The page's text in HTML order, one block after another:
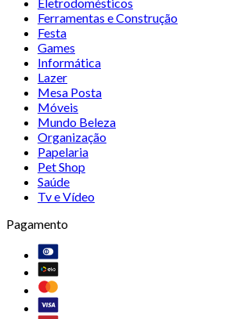
Ferramentas e Construção
Festa
Games
Informática
Lazer
Mesa Posta
Móveis
Mundo Beleza
Organização
Papelaria
Pet Shop
Saúde
Tv e Vídeo
Pagamento